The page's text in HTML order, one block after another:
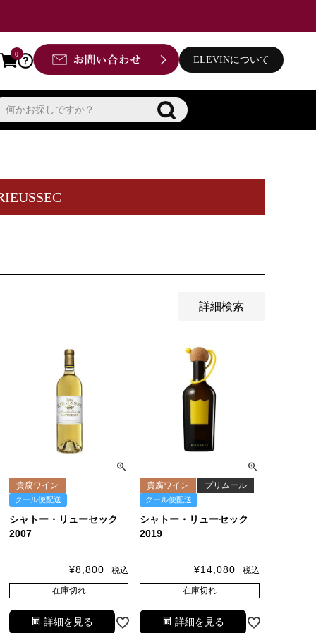
0
ELEVINについて
詳細検索
商品を表示しない
登録順 価格が安い順
シャトー・リューセック
2007
貴腐ワイン
クール便配送
¥8,800 税込
在庫切れ
詳細を見る
シャトー・リューセック
2019
貴腐ワイン プリムール
クール便配送
¥14,080 税込
在庫切れ
詳細を見る